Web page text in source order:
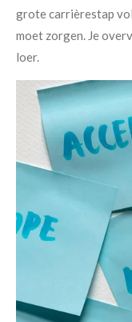
grote carrièrestap
moet zorgen. Je
loer.